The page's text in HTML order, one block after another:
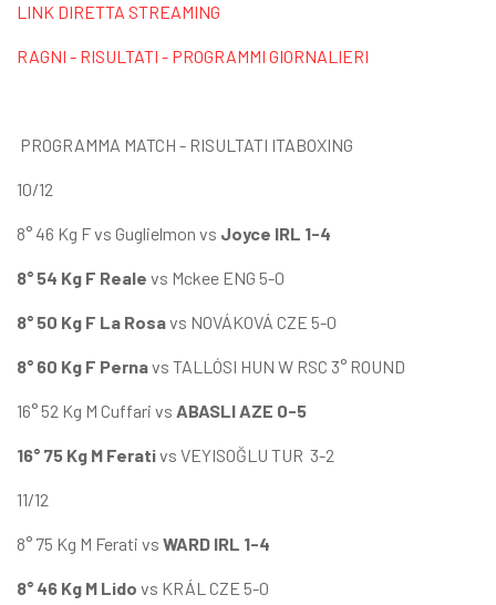
LINK DIRETTA STREAMING
RAGNI - RISULTATI - PROGRAMMI GIORNALIERI
PROGRAMMA MATCH - RISULTATI ITABOXING
10/12
8° 46 Kg F vs Guglielmon vs Joyce IRL 1-4
8° 54 Kg F Reale vs Mckee ENG 5-0
8° 50 Kg F La Rosavs NOVÁKOVÁ CZE 5-0
8° 60 Kg F Pernavs TALLÓSI HUN W RSC 3° ROUND
16° 52 Kg M Cuffari vs ABASLI AZE 0-5
16° 75 Kg M Ferativs VEYISOĞLU TUR 3-2
11/12
8° 75 Kg M Ferati vs WARD IRL 1-4
8° 46 Kg M Lido vs KRÁL CZE 5-0